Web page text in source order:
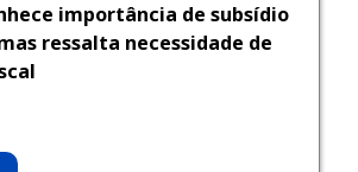
importância de subsídio
ressalta necessidade de